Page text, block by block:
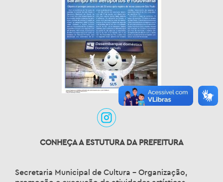
CONHEÇA A ESTUTURA DA PREFEITURA
Secretaria Municipal de Cultura – Organização,